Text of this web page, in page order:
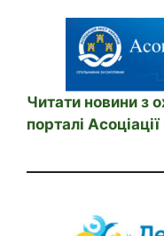
Читати новини з
порталі